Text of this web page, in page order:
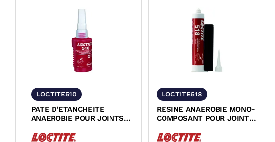
LOCTITE510
PATE D'ETANCHEITE
ANAEROBIE POUR JOINTS
LOCTITE518
RESINE ANAEROBIE MONO-
COMPOSANT POUR JOINTS
MOYENNE...